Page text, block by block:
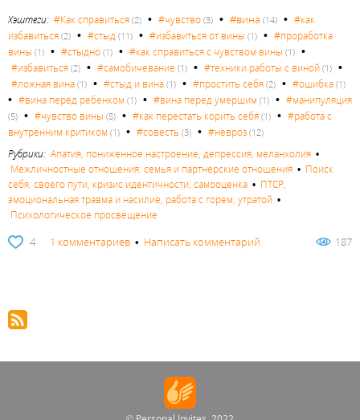
Хэштеги: #Как справиться (2) • #чувство (3) • #вина (14) • #как
избавиться (2) • #стыд (11) • #избавиться от вины (1) • #проработка
вины (1) • #стыдно (1) • #как справиться с чувством вины (1) •
#избавиться (2) • #самобичевание (1) • #техники работы с виной (1) •
#ложная вина (1) • #стыд и вина (1) • #простить себя (2) • #ошибка (1)
• #вина перед ребенком (1) • #вина перед умершим (1) • #манипуляция
(5) • #чувство вины (8) • #как перестать корить себя (1) • #работа с
внутренним критиком (1) • #совесть (3) • #невроз (12)
Рубрики: Апатия, пониженное настроение, депрессия, меланхолия •
Межличностные отношения: семья и партнерские отношения • Поиск
себя, своего пути, кризис идентичности, самооценка • ПТСР,
эмоциональная травма и насилие, работа с горем, утратой •
Психологическое просвещение
4 1 комментариев • Написать комментарий 187